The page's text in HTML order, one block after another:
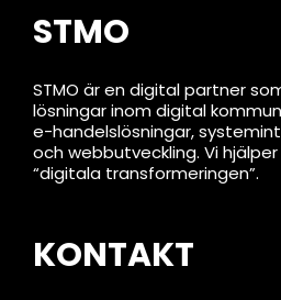
STMO
STMO är en digital partner
lösningar inom digital
e-handelslösningar,
och webbutveckling. Vi
“digitala transformeringen”.
KONTAKT